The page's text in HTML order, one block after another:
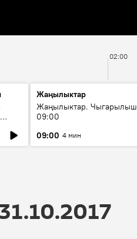
02:00
Жаңылыктар
Жаңылыктар. Чыгарылыш
09:00
09:00 4 мин